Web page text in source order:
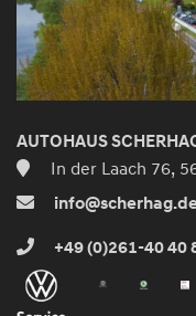
AUTOHAUS
In der Laach 76,
+49 (0)261-40 40